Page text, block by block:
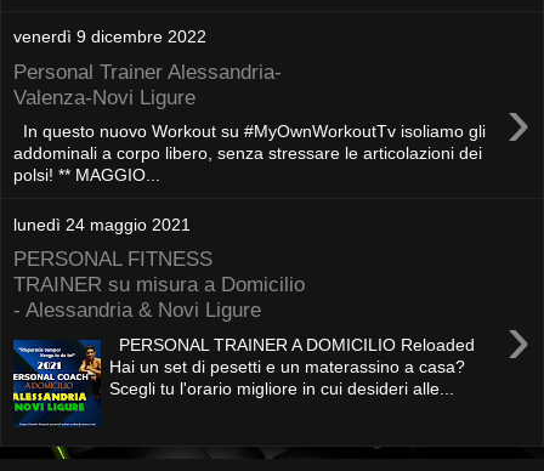
venerdì 9 dicembre 2022
Personal Trainer Alessandria-
Valenza-Novi Ligure
›
In questo nuovo Workout su #MyOwnWorkoutTv isoliamo gli
addominali a corpo libero, senza stressare le articolazioni dei
polsi! ** MAGGIO...
lunedì 24 maggio 2021
PERSONAL FITNESS
TRAINER su misura a Domicilio
- Alessandria & Novi Ligure
›
PERSONAL TRAINER A DOMICILIO Reloaded
Hai un set di pesetti e un materassino a casa?
Scegli tu l'orario migliore in cui desideri alle...